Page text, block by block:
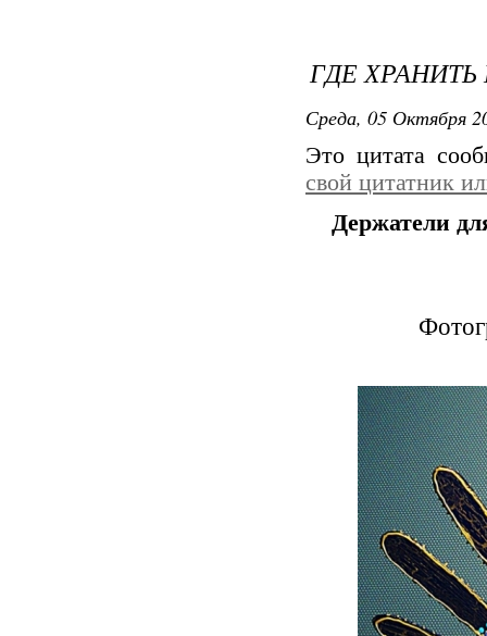
ГДЕ
Среда, 05 Октября
Это цитата
свой цитатник
Держатели